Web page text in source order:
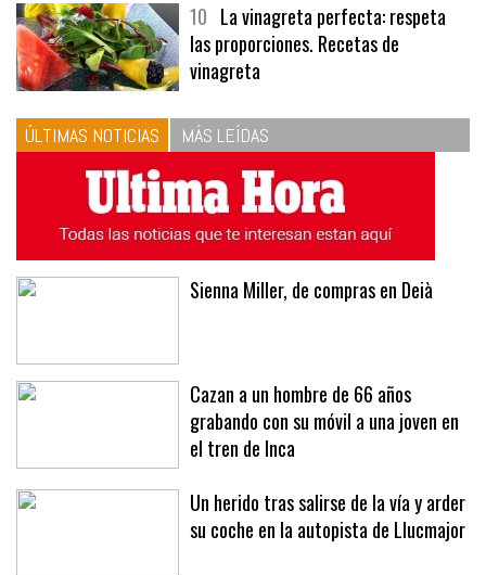
10 La vinagreta perfecta: respeta
las proporciones. Recetas de
vinagreta
ÚLTIMAS NOTICIAS MÁS LEÍDAS
Sienna Miller, de compras en Deià
Cazan a un hombre de 66 años
grabando con su móvil a una joven en
el tren de Inca
Un herido tras salirse de la vía y arder
su coche en la autopista de Llucmajor